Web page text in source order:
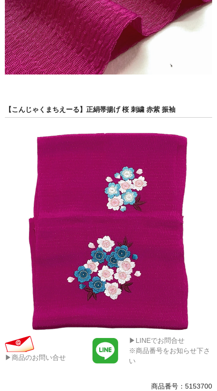
【こんじゃくまちえーる】正絹帯揚げ 桜 刺繍 赤紫 振袖
▶商品のお問い合せ
▶LINEでお問合せ
※商品番号をお知らせ下さ
い
商品番号：5153700